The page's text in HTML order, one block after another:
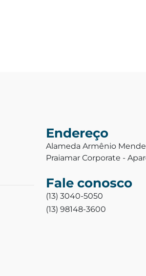
Endereço
Alameda Armênio
Praiamar Corporate -
Fale conosco
(13) 3040-5050
(13) 98148-3600